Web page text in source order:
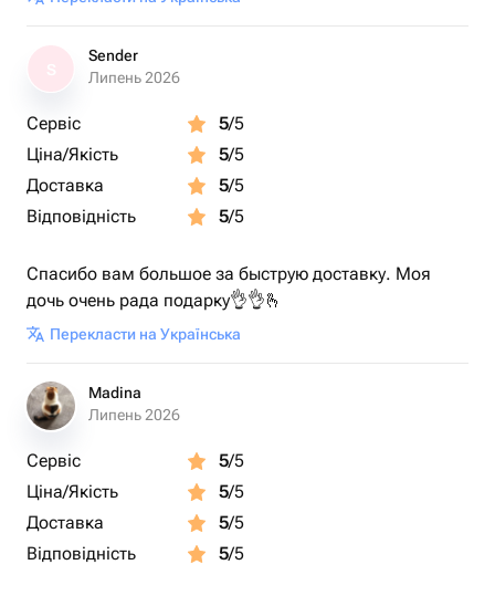
Sender
Липень 2026
Сервіс 5/5
Ціна/Якість
5/5
Доставка
5/5
Відповідність
5/5
Спасибо вам большое за быструю доставку. Моя
дочь очень рада подарку👌👌🫰
Перекласти на Українська
Madina
Липень 2026
Сервіс 5/5
Ціна/Якість
5/5
Доставка
5/5
Відповідність
5/5